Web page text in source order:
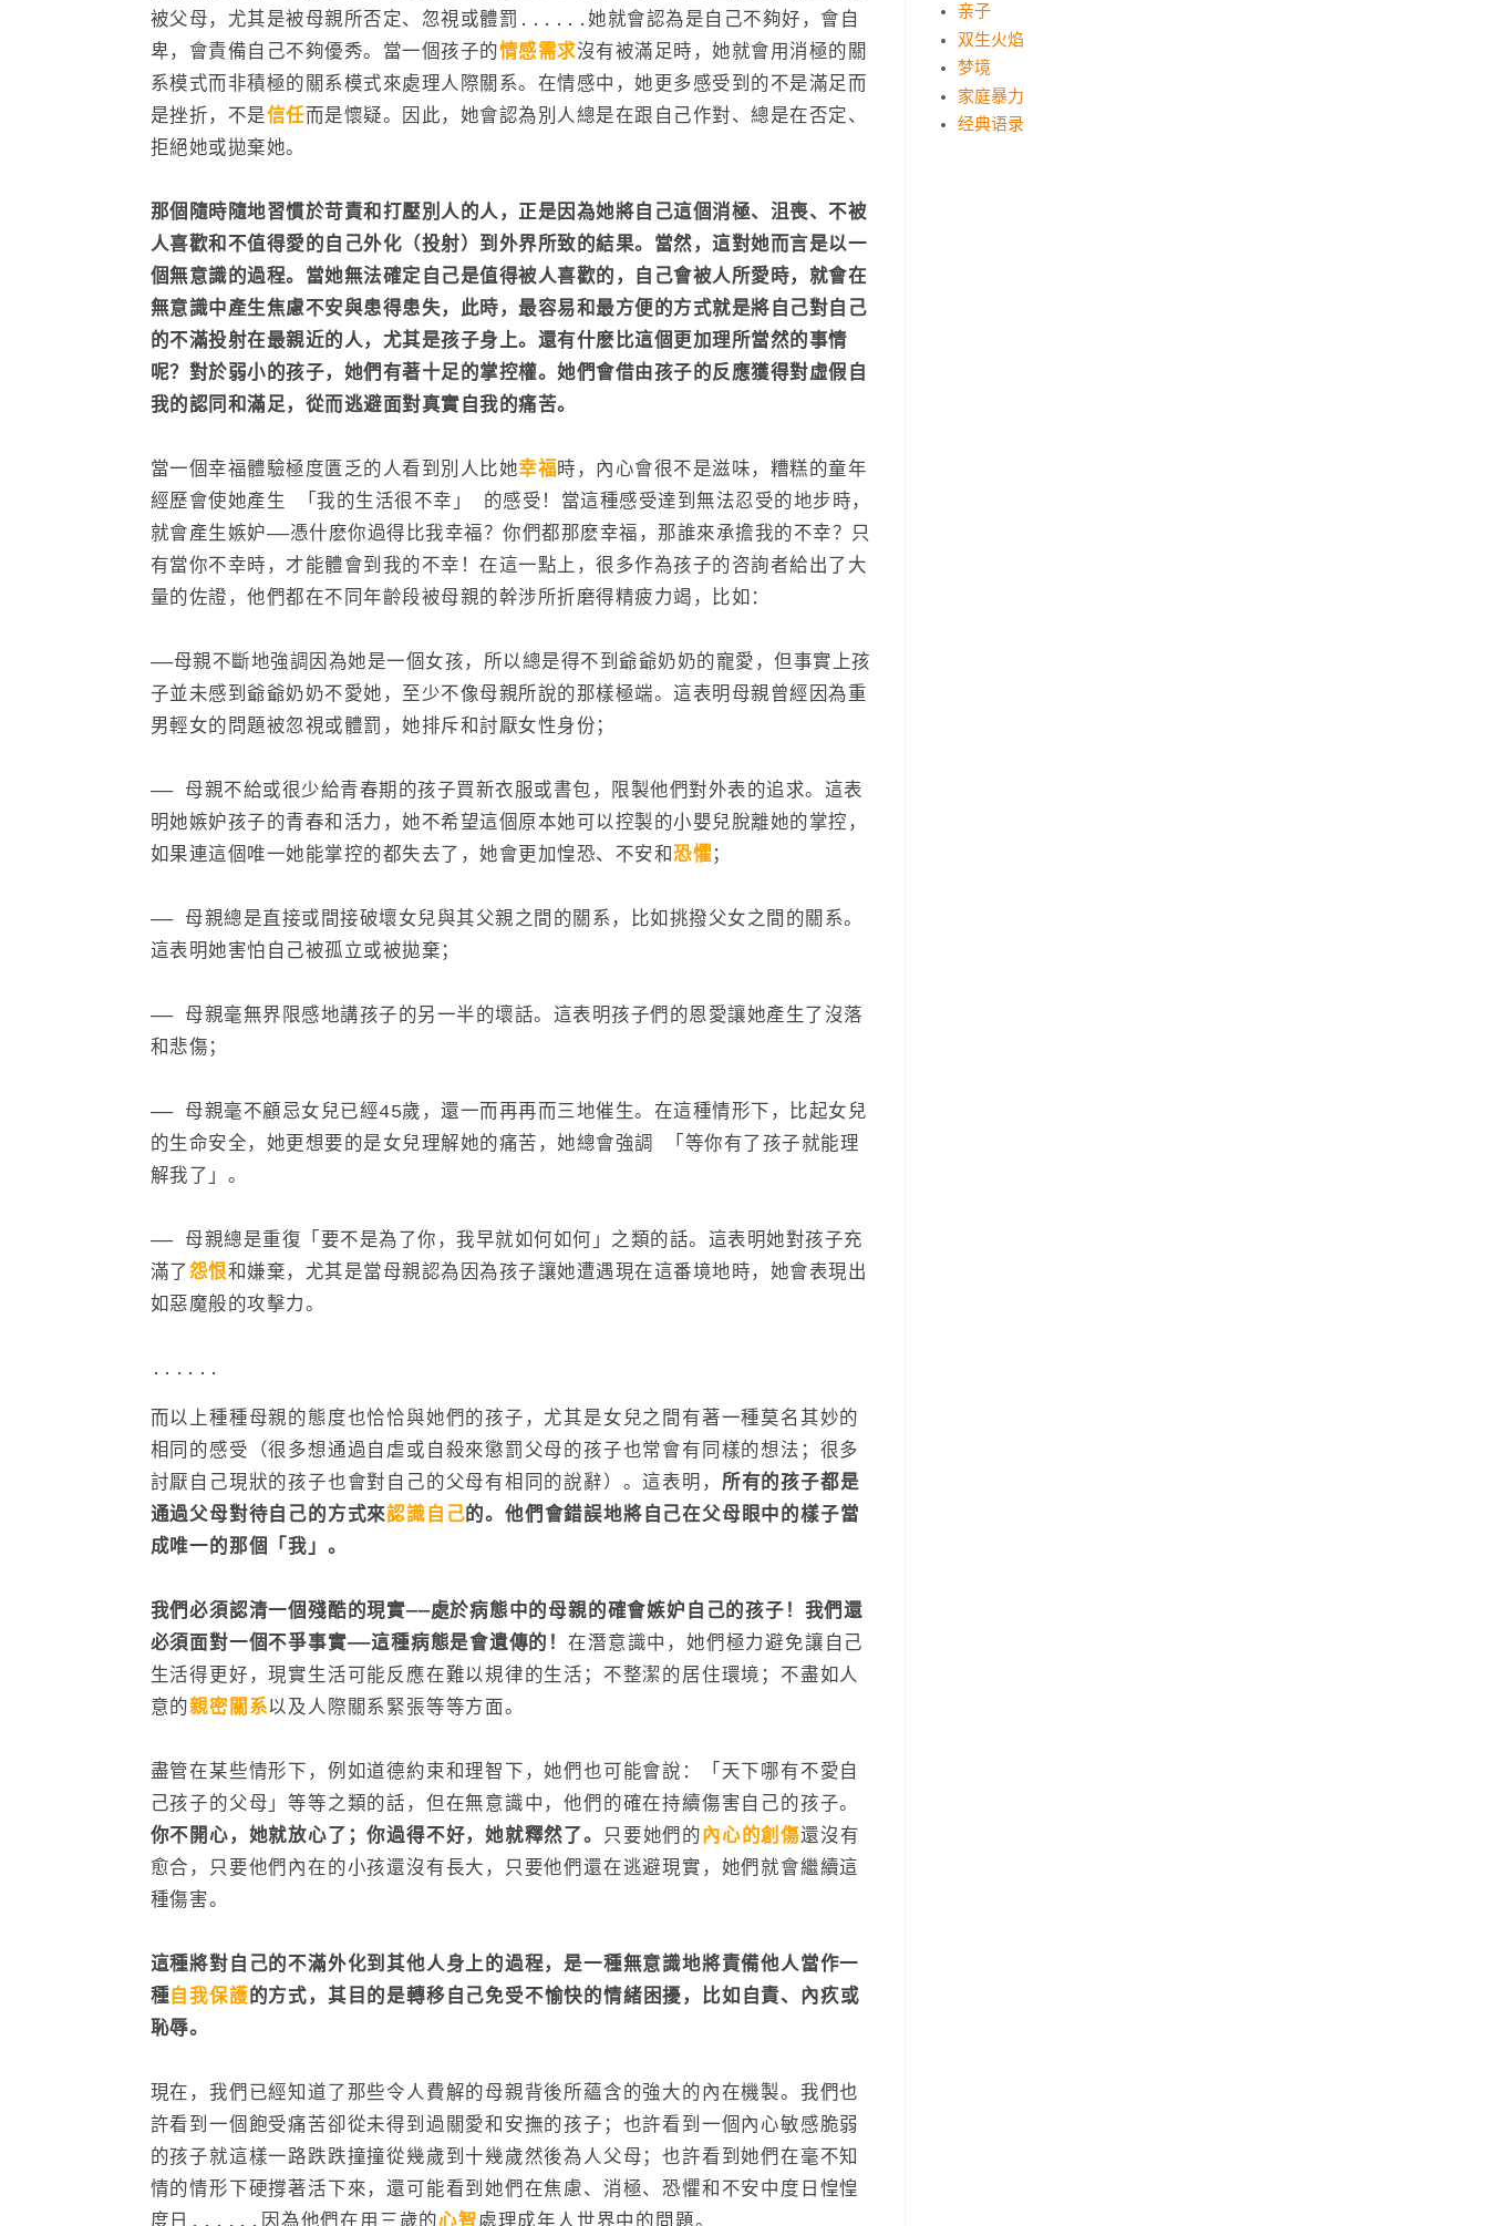
被父母，尤其是被母親所否定、忽視或體罰......她就會認為是自己不夠好，會自
卑，會責備自己不夠優秀。當一個孩子的情感需求沒有被滿足時，她就會用消極的關
系模式而非積極的關系模式來處理人際關系。在情感中，她更多感受到的不是滿足而
是挫折，不是信任而是懷疑。因此，她會認為別人總是在跟自己作對、總是在否定、
拒絕她或拋棄她。
那個隨時隨地習慣於苛責和打壓別人的人，正是因為她將自己這個消極、沮喪、不被
人喜歡和不值得愛的自己外化（投射）到外界所致的結果。當然，這對她而言是以一
個無意識的過程。當她無法確定自己是值得被人喜歡的，自己會被人所愛時，就會在
無意識中產生焦慮不安與患得患失，此時，最容易和最方便的方式就是將自己對自己
的不滿投射在最親近的人，尤其是孩子身上。還有什麽比這個更加理所當然的事情
呢？對於弱小的孩子，她們有著十足的掌控權。她們會借由孩子的反應獲得對虛假自
我的認同和滿足，從而逃避面對真實自我的痛苦。
當一個幸福體驗極度匱乏的人看到別人比她幸福時，內心會很不是滋味，糟糕的童年
經歷會使她產生 「我的生活很不幸」 的感受！當這種感受達到無法忍受的地步時，
就會產生嫉妒——憑什麽你過得比我幸福？你們都那麽幸福，那誰來承擔我的不幸？只
有當你不幸時，才能體會到我的不幸！在這一點上，很多作為孩子的咨詢者給出了大
量的佐證，他們都在不同年齡段被母親的幹涉所折磨得精疲力竭，比如：
——母親不斷地強調因為她是一個女孩，所以總是得不到爺爺奶奶的寵愛，但事實上孩
子並未感到爺爺奶奶不愛她，至少不像母親所說的那樣極端。這表明母親曾經因為重
男輕女的問題被忽視或體罰，她排斥和討厭女性身份；
—— 母親不給或很少給青春期的孩子買新衣服或書包，限製他們對外表的追求。這表
明她嫉妒孩子的青春和活力，她不希望這個原本她可以控製的小嬰兒脫離她的掌控，
如果連這個唯一她能掌控的都失去了，她會更加惶恐、不安和恐懼；
—— 母親總是直接或間接破壞女兒與其父親之間的關系，比如挑撥父女之間的關系。
這表明她害怕自己被孤立或被拋棄；
—— 母親毫無界限感地講孩子的另一半的壞話。這表明孩子們的恩愛讓她產生了沒落
和悲傷；
—— 母親毫不顧忌女兒已經45歲，還一而再再而三地催生。在這種情形下，比起女兒
的生命安全，她更想要的是女兒理解她的痛苦，她總會強調 「等你有了孩子就能理
解我了」。
—— 母親總是重復「要不是為了你，我早就如何如何」之類的話。這表明她對孩子充
滿了 怨恨和嫌棄，尤其是當母親認為因為孩子讓她遭遇現在這番境地時，她會表現出
如惡魔般的攻擊力。
......
而以上種種母親的態度也恰恰與她們的孩子，尤其是女兒之間有著一種莫名其妙的
相同的感受（很多想通過自虐或自殺來懲罰父母的孩子也常會有同樣的想法；很多
討厭自己現狀的孩子也會對自己的父母有相同的說辭）。這表明， 所有的孩子都是
通過父母對待自己的方式來認識自己的。他們會錯誤地將自己在父母眼中的樣子當
成唯一的那個「我」。
我們必須認清一個殘酷的現實——處於病態中的母親的確會嫉妒自己的孩子！我們還
必須面對一個不爭事實——這種病態是會遺傳的！在潛意識中，她們極力避免讓自己
生活得更好，現實生活可能反應在難以規律的生活；不整潔的居住環境；不盡如人
意的親密關系以及人際關系緊張等等方面。
盡管在某些情形下，例如道德約束和理智下，她們也可能會說：「天下哪有不愛自
己孩子的父母」等等之類的話，但在無意識中，他們的確在持續傷害自己的孩子。
你不開心，她就放心了；你過得不好，她就釋然了。 只要她們的 內心的創傷還沒有
愈合，只要他們內在的小孩還沒有長大，只要他們還在逃避現實，她們就會繼續這
種傷害。
這種將對自己的不滿外化到其他人身上的過程，是一種無意識地將責備他人當作一
種 自我保護 的方式，其目的是轉移自己免受不愉快的情緒困擾，比如自責、內疚或
恥辱。
現在，我們已經知道了那些令人費解的母親背後所蘊含的強大的內在機製。我們也
許看到一個飽受痛苦卻從未得到過關愛和安撫的孩子；也許看到一個內心敏感脆弱
的孩子就這樣一路跌跌撞撞從幾歲到十幾歲然後為人父母；也許看到她們在毫不知
情的情形下硬撐著活下來，還可能看到她們在焦慮、消極、恐懼和不安中度日惶惶
亲子
双生火焰
梦境
家庭暴力
经典语录